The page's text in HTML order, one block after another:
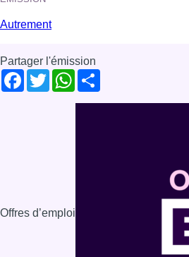
Autrement
Partager l'émission
Facebook
TwitterWhatsApp
Offres d’emploi